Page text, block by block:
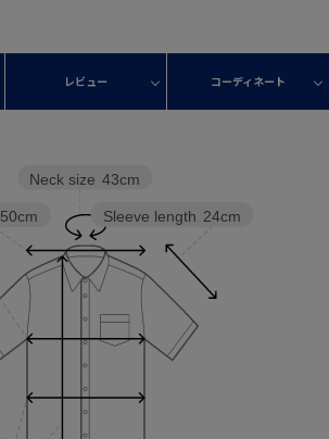
レビュー コーディネート
Sleeve length 24cm
Neck size 43cm
50cm